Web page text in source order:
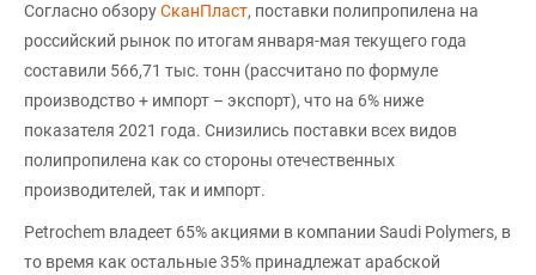
Согласно обзоруСканПласт, поставки полипропилена на
российский рынок по итогам января-мая текущего года
составили 566,71 тыс. тонн (рассчитано по формуле
производство + импорт – экспорт), что на 6% ниже
показателя 2021 года. Снизились поставки всех видов
полипропилена как со стороны отечественных
производителей, так и импорт.
Petrochem владеет 65% акциями в компании Saudi Polymers, в
то время как остальные 35% принадлежат арабской